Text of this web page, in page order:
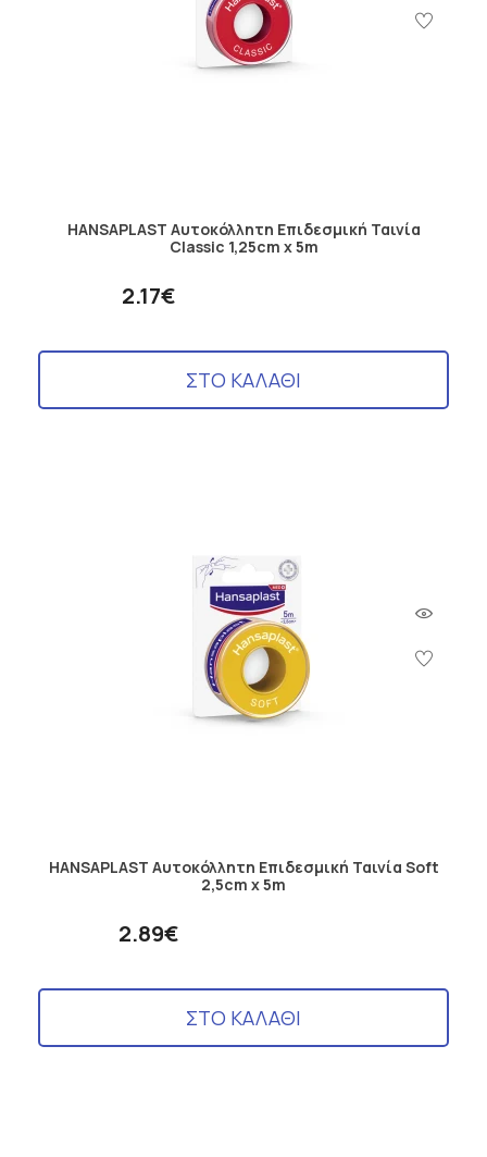
HANSAPLAST Αυτοκόλλητη Επιδεσμική Ταινία
Classic 1,25cm x 5m
2.17€
ΣΤΟ ΚΑΛΑΘΙ
HANSAPLAST Αυτοκόλλητη Επιδεσμική Ταινία Soft
2,5cm x 5m
2.89€
ΣΤΟ ΚΑΛΑΘΙ